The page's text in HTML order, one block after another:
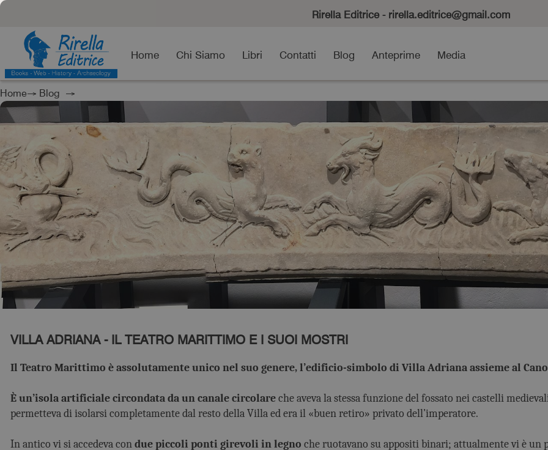
Rirella Editrice - rirella.editrice@gmail.com
Home Chi Siamo Libri Contatti Blog Anteprime Media
Home→ Blog →
VILLA ADRIANA - IL TEATRO MARITTIMO E I SUOI MOSTRI
Il Teatro Marittimo è assolutamente unico nel suo genere, l’edificio-simbolo di Villa Adriana assieme al
È un’isola artificiale circondata da un canale circolare che aveva la stessa funzione del fossato nei castelli
permetteva di isolarsi completamente dal resto della Villa ed era il «buen retiro» privato dell’imperatore.
In antico vi si accedeva con due piccoli ponti girevoli in legno che ruotavano su appositi binari; attualmente vi è un